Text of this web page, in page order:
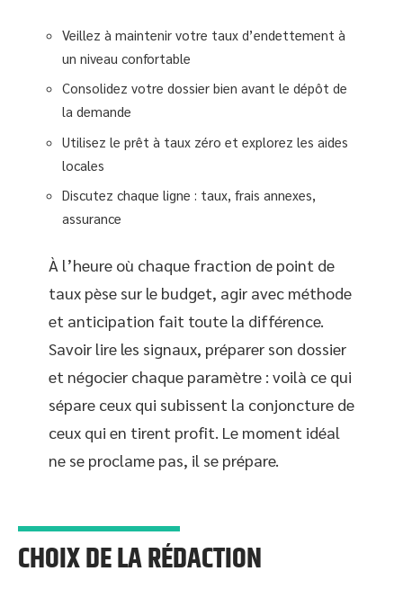
Veillez à maintenir votre taux d’endettement à
un niveau confortable
Consolidez votre dossier bien avant le dépôt de
la demande
Utilisez le prêt à taux zéro et explorez les aides
locales
Discutez chaque ligne : taux, frais annexes,
assurance
À l’heure où chaque fraction de point de
taux pèse sur le budget, agir avec méthode
et anticipation fait toute la différence.
Savoir lire les signaux, préparer son dossier
et négocier chaque paramètre : voilà ce qui
sépare ceux qui subissent la conjoncture de
ceux qui en tirent profit. Le moment idéal
ne se proclame pas, il se prépare.
CHOIX DE LA RÉDACTION